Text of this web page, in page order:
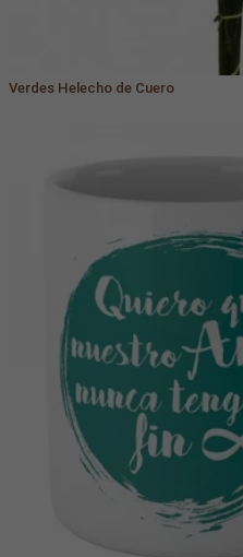
Verdes Helecho de Cuero